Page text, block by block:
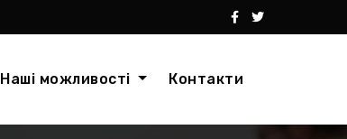
Наші можливості Контакти